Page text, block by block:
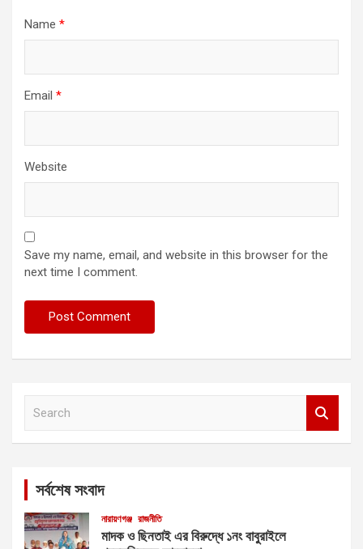
Name *
Email *
Website
Save my name, email, and website in this browser for the
next time I comment.
সর্বশেষ সংবাদ
নারায়ণগঞ্জ রাজনীতি
মাদক ও ছিনতাই এর বিরুদ্ধে ১নং বাবুরাইলে